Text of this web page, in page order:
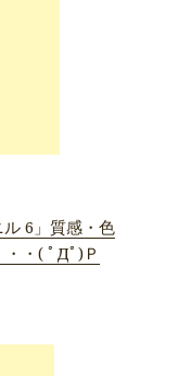
6」質感・色
・( ﾟДﾟ)Ｐ